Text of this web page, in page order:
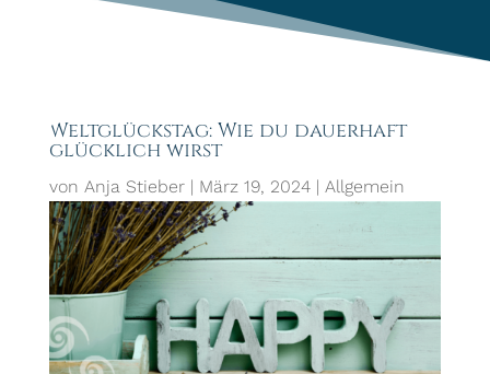
Weltglückstag: Wie du dauerhaft
glücklich wirst
von Anja Stieber| März 19, 2024| Allgemein